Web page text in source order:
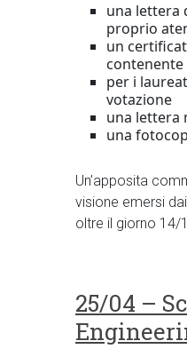
una lettera
proprio
un
contenente
per i
votazione
una lettera
una
Un’apposita
visione emersi
oltre il giorno 14/
25/04 –